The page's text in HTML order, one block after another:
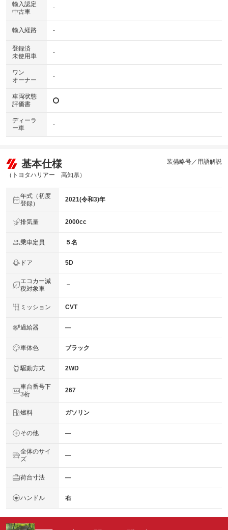
輸入認定
中古車
-
輸入経路 -
登録済
未使用車
-
ワン
オーナー
-
車両状態
評価書
ディーラ
ー車
-
基本仕様
（トヨタハリアー 高知県）
装備略号／用語解説
年式（初度
登録）
2021(令和3)年
排気量 2000cc
乗車定員 ５名
ドア 5D
エコカー減
税対象車
－
ミッション CVT
過給器 ―
車体色 ブラック
駆動方式 2WD
車台番号下
3桁
267
燃料 ガソリン
その他 ―
全体のサイ
ズ
―
荷台寸法 ―
ハンドル 右